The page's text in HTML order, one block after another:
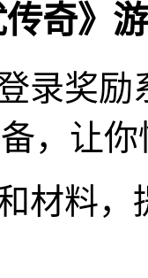
传奇》
录奖
，让
材料